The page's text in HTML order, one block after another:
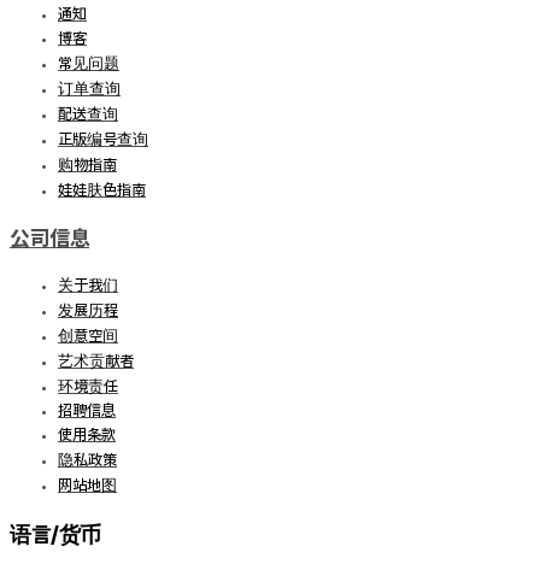
通知
博客
常见问题
订单查询
配送查询
正版编号查询
购物指南
娃娃肤色指南
公司信息
关于我们
发展历程
创意空间
艺术贡献者
环境责任
招聘信息
使用条款
隐私政策
网站地图
语言/货币